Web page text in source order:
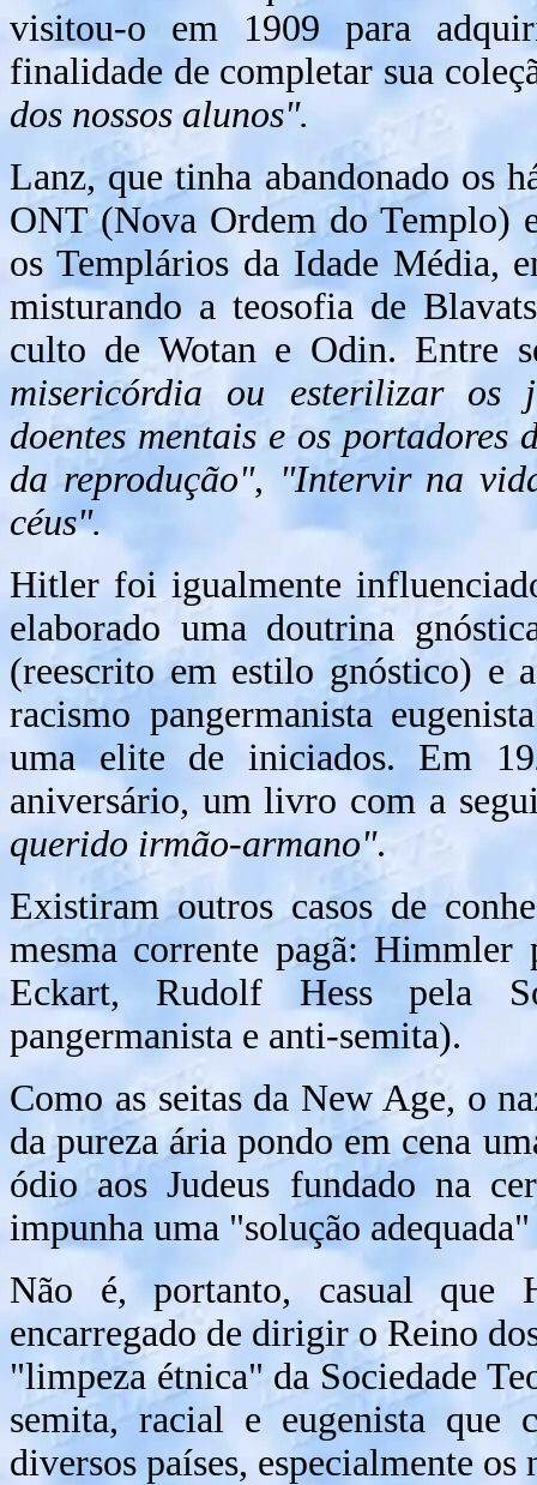
visitou-o em 1909 para
finalidade de completar sua
dos nossos alunos".
Lanz, que tinha abandonado os
ONT (Nova Ordem do Templo)
os Templários da Idade Média,
misturando a teosofia de
culto de Wotan e Odin. Entre
misericórdia ou esterilizar os
doentes mentais e os portadores
da reprodução", "Intervir na
céus".
Hitler foi igualmente
elaborado uma doutrina
(reescrito em estilo gnóstico) e
racismo pangermanista
uma elite de iniciados. Em
aniversário, um livro com a
querido irmão-armano".
Existiram outros casos de
mesma corrente pagã:
Eckart, Rudolf Hess pela
pangermanista e anti-semita).
Como as seitas da New Age, o
da pureza ária pondo em cena
ódio aos Judeus fundado na
impunha uma "solução
Não é, portanto, casual que
encarregado de dirigir o Reino
"limpeza étnica" da Sociedade
semita, racial e eugenista que
diversos países, especialmente os